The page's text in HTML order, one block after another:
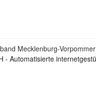
Mecklenburg-
- Automatisierte